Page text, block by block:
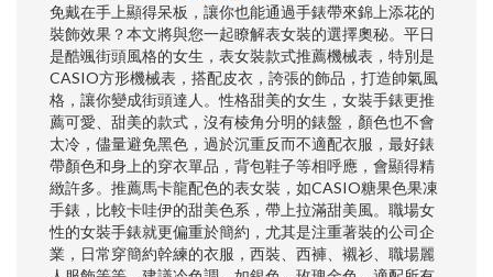
免戴在手上顯得呆板，讓你也能通過手錶帶來錦上添花的
裝飾效果？本文將與您一起瞭解表女裝的選擇奧秘。平日
是酷颯街頭風格的女生，表女裝款式推薦機械表，特別是
CASIO方形機械表，搭配皮衣，誇張的飾品，打造帥氣風
格，讓你變成街頭達人。性格甜美的女生，女裝手錶更推
薦可愛、甜美的款式，沒有棱角分明的錶盤，顏色也不會
太冷，儘量避免黑色，過於沉重反而不適配衣服，最好錶
帶顏色和身上的穿衣單品，背包鞋子等相呼應，會顯得精
緻許多。推薦馬卡龍配色的表女裝，如CASIO糖果色果凍
手錶，比較卡哇伊的甜美色系，帶上拉滿甜美風。職場女
性的女裝手錶就更偏重於簡約，尤其是注重著裝的公司企
業，日常穿簡約幹練的衣服，西裝、西褲、襯衫、職場麗